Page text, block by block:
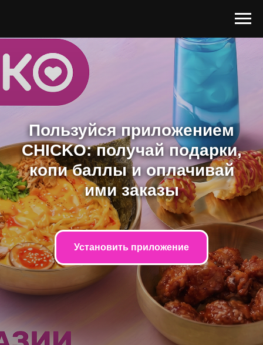
Пользуйся приложением
CHICKO: получай подарки,
копи баллы и оплачивай
ими заказы
Установить приложение